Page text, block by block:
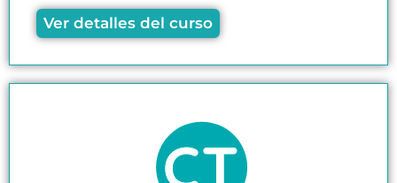
Ver detalles del curso